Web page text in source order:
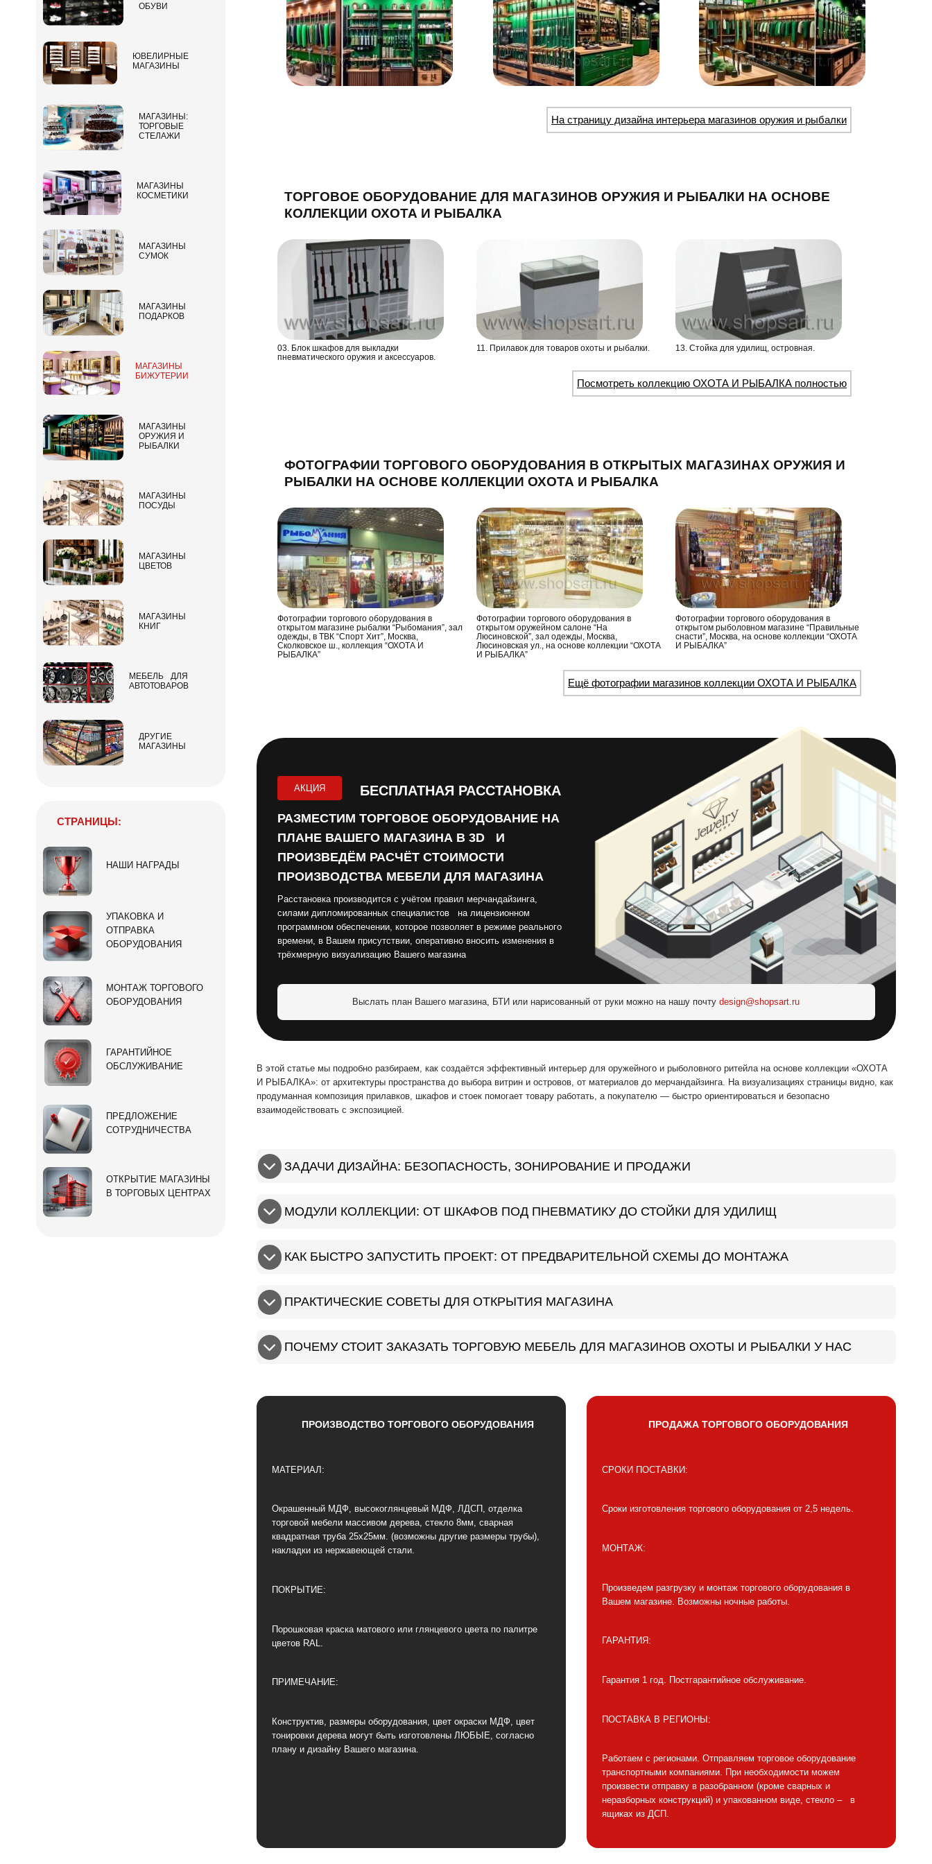
На страницу дизайна интерьера магазинов оружия и рыбалки
ТОРГОВОЕ ОБОРУДОВАНИЕ ДЛЯ МАГАЗИНОВ ОРУЖИЯ И РЫБАЛКИ НА ОСНОВЕ
КОЛЛЕКЦИИ ОХОТА И РЫБАЛКА
03. Блок шкафов для выкладки
пневматического оружия и аксессуаров.
11. Прилавок для товаров охоты и рыбалки. 13. Стойка для удилищ, островная.
Посмотреть коллекцию ОХОТА И РЫБАЛКА полностью
ФОТОГРАФИИ ТОРГОВОГО ОБОРУДОВАНИЯ В ОТКРЫТЫХ МАГАЗИНАХ ОРУЖИЯ И
РЫБАЛКИ НА ОСНОВЕ КОЛЛЕКЦИИ ОХОТА И РЫБАЛКА
Фотографии торгового оборудования в
открытом магазине рыбалки “Рыбомания”, зал
одежды, в ТВК “Спорт Хит”, Москва,
Сколковское ш., коллекция “ОХОТА И
РЫБАЛКА”
Фотографии торгового оборудования в
открытом оружейном салоне “На
Люсиновской”, зал одежды, Москва,
Люсиновская ул., на основе коллекции “ОХОТА
И РЫБАЛКА”
Фотографии торгового оборудования в
открытом рыболовном магазине “Правильные
снасти”, Москва, на основе коллекции “ОХОТА
И РЫБАЛКА”
Ещё фотографии магазинов коллекции ОХОТА И РЫБАЛКА
АКЦИЯ БЕСПЛАТНАЯ РАССТАНОВКА
РАЗМЕСТИМ ТОРГОВОЕ ОБОРУДОВАНИЕ НА
ПЛАНЕ ВАШЕГО МАГАЗИНА В 3D И
ПРОИЗВЕДЁМ РАСЧЁТ СТОИМОСТИ
ПРОИЗВОДСТВА МЕБЕЛИ ДЛЯ МАГАЗИНА
Расстановка производится с учётом правил мерчандайзинга,
силами дипломированных специалистов на лицензионном
программном обеспечении, которое позволяет в режиме реального
времени, в Вашем присутствии, оперативно вносить изменения в
трёхмерную визуализацию Вашего магазина
Выслать план Вашего магазина, БТИ или нарисованный от руки можно на нашу почтуdesign@shopsart.ru
В этой статье мы подробно разбираем, как создаётся эффективный интерьер для оружейного и рыболовного ритейла на основе коллекции «ОХОТА
И РЫБАЛКА»: от архитектуры пространства до выбора витрин и островов, от материалов до мерчандайзинга. На визуализациях страницы видно, как
продуманная композиция прилавков, шкафов и стоек помогает товару работать, а покупателю — быстро ориентироваться и безопасно
взаимодействовать с экспозицией.
ЗАДАЧИ ДИЗАЙНА: БЕЗОПАСНОСТЬ, ЗОНИРОВАНИЕ И ПРОДАЖИ
МОДУЛИ КОЛЛЕКЦИИ: ОТ ШКАФОВ ПОД ПНЕВМАТИКУ ДО СТОЙКИ ДЛЯ УДИЛИЩ
КАК БЫСТРО ЗАПУСТИТЬ ПРОЕКТ: ОТ ПРЕДВАРИТЕЛЬНОЙ СХЕМЫ ДО МОНТАЖА
ПРАКТИЧЕСКИЕ СОВЕТЫ ДЛЯ ОТКРЫТИЯ МАГАЗИНА
ПОЧЕМУ СТОИТ ЗАКАЗАТЬ ТОРГОВУЮ МЕБЕЛЬ ДЛЯ МАГАЗИНОВ ОХОТЫ И РЫБАЛКИ У НАС
ПРОИЗВОДСТВО ТОРГОВОГО ОБОРУДОВАНИЯ
МАТЕРИАЛ:
Окрашенный МДФ, высокоглянцевый МДФ, ЛДСП, отделка
торговой мебели массивом дерева, стекло 8мм, сварная
квадратная труба 25х25мм. (возможны другие размеры трубы),
накладки из нержавеющей стали.
ПОКРЫТИЕ:
Порошковая краска матового или глянцевого цвета по палитре
цветов RAL.
ПРИМЕЧАНИЕ:
Конструктив, размеры оборудования, цвет окраски МДФ, цвет
тонировки дерева могут быть изготовлены ЛЮБЫЕ, согласно
плану и дизайну Вашего магазина.
ПРОДАЖА ТОРГОВОГО ОБОРУДОВАНИЯ
СРОКИ ПОСТАВКИ:
Сроки изготовления торгового оборудования от 2,5 недель.
МОНТАЖ:
Произведем разгрузку и монтаж торгового оборудования в
Вашем магазине. Возможны ночные работы.
ГАРАНТИЯ:
Гарантия 1 год. Постгарантийное обслуживание.
ПОСТАВКА В РЕГИОНЫ:
Работаем с регионами. Отправляем торговое оборудование
транспортными компаниями. При необходимости можем
произвести отправку в разобранном (кроме сварных и
неразборных конструкций) и упакованном виде, стекло – в
ящиках из ДСП.
ОБУВИ
ЮВЕЛИРНЫЕ
МАГАЗИНЫ
МАГАЗИНЫ:
ТОРГОВЫЕ
СТЕЛАЖИ
МАГАЗИНЫ
КОСМЕТИКИ
МАГАЗИНЫ
СУМОК
МАГАЗИНЫ
ПОДАРКОВ
МАГАЗИНЫ
БИЖУТЕРИИ
МАГАЗИНЫ
ОРУЖИЯ И
РЫБАЛКИ
МАГАЗИНЫ
ПОСУДЫ
МАГАЗИНЫ
ЦВЕТОВ
МАГАЗИНЫ
КНИГ
МЕБЕЛЬ ДЛЯ
АВТОТОВАРОВ
ДРУГИЕ
МАГАЗИНЫ
СТРАНИЦЫ:
НАШИ НАГРАДЫ
УПАКОВКА И
ОТПРАВКА
ОБОРУДОВАНИЯ
МОНТАЖ ТОРГОВОГО
ОБОРУДОВАНИЯ
ГАРАНТИЙНОЕ
ОБСЛУЖИВАНИЕ
ПРЕДЛОЖЕНИЕ
СОТРУДНИЧЕСТВА
ОТКРЫТИЕ МАГАЗИНЫ
В ТОРГОВЫХ ЦЕНТРАХ